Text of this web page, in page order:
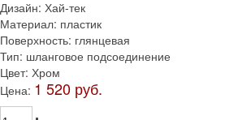
Дизайн: Хай-тек
Материал: пластик
Поверхность: глянцевая
Тип: шланговое подсоединение
Цвет: Хром
Цена: 1 520 руб.